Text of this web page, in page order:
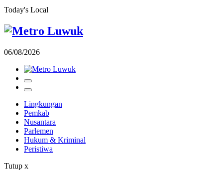
Today's Local
06/08/2026
Lingkungan
Pemkab
Nusantara
Parlemen
Hukum & Kriminal
Peristiwa
Tutup x